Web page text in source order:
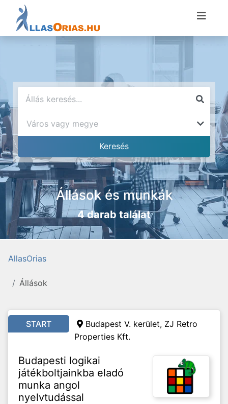
Állások és munkák
4 darab találat
AllasOrias
Állások
START
Budapest V. kerület, ZJ Retro
Properties Kft.
Budapesti logikai
játékboltjainkba eladó
munka angol
nyelvtudással